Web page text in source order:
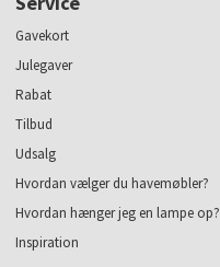
Gavekort
Julegaver
Rabat
Tilbud
Udsalg
Hvordan vælger du havemøbler?
Hvordan hænger jeg en lampe op?
Inspiration